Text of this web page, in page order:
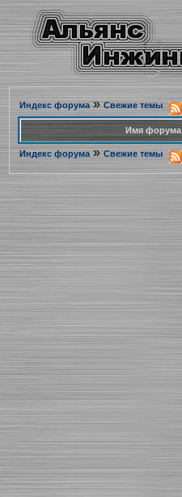
Индекс форума» Свежие темы
Имя форума
Индекс форума » Свежие темы